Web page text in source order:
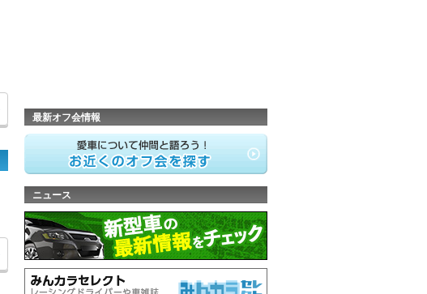
最新オフ会情報
ニュース